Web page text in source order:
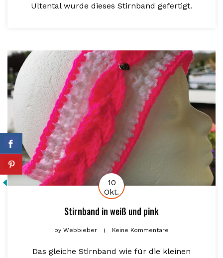
Ultental wurde dieses Stirnband gefertigt.
10
Okt.
Stirnband in weiß und pink
by Webbieber Keine Kommentare
Das gleiche Stirnband wie für die kleinen